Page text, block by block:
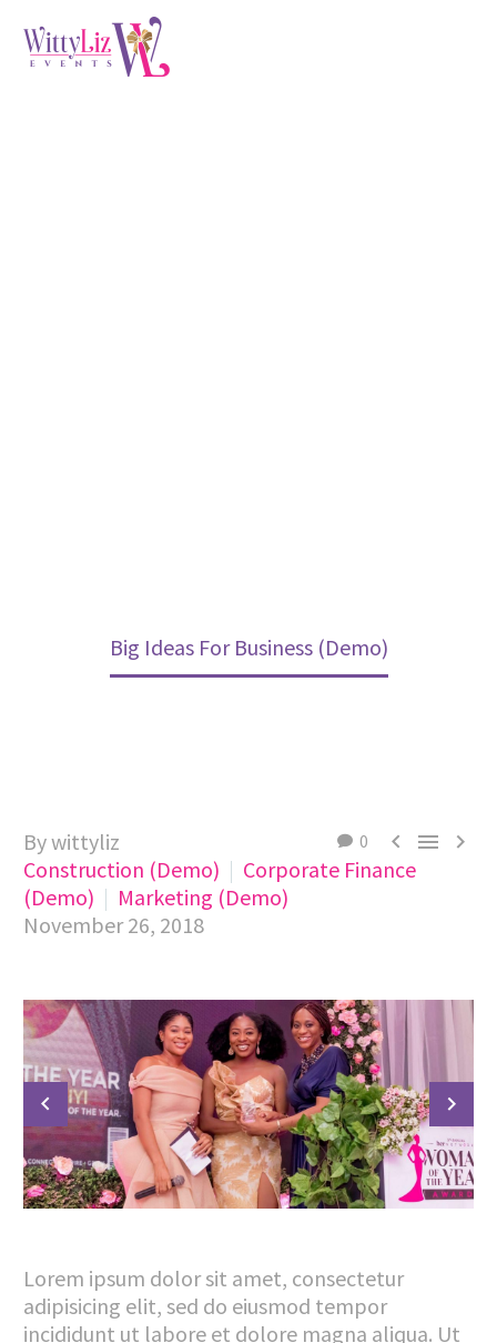
Big Ideas For Business (Demo)
0   
By wittyliz
Construction (Demo)
Corporate Finance
(Demo)
Marketing (Demo)
November 26, 2018
Lorem ipsum dolor sit amet, consectetur
adipisicing elit, sed do eiusmod tempor
incididunt ut labore et dolore magna aliqua. Ut